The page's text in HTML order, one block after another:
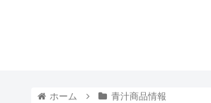
ホーム 青汁商品情報